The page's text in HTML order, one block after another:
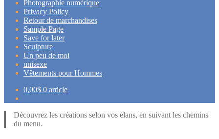
Photographie numérique
Privacy Policy
Retour de marchandises
Sample Page
Save for later
Sculpture
Un peu de moi
unisexe
Vêtements pour Hommes
0,00$ 0 article
Découvrez les créations selon vos élans, en suivant les chemins
du menu.